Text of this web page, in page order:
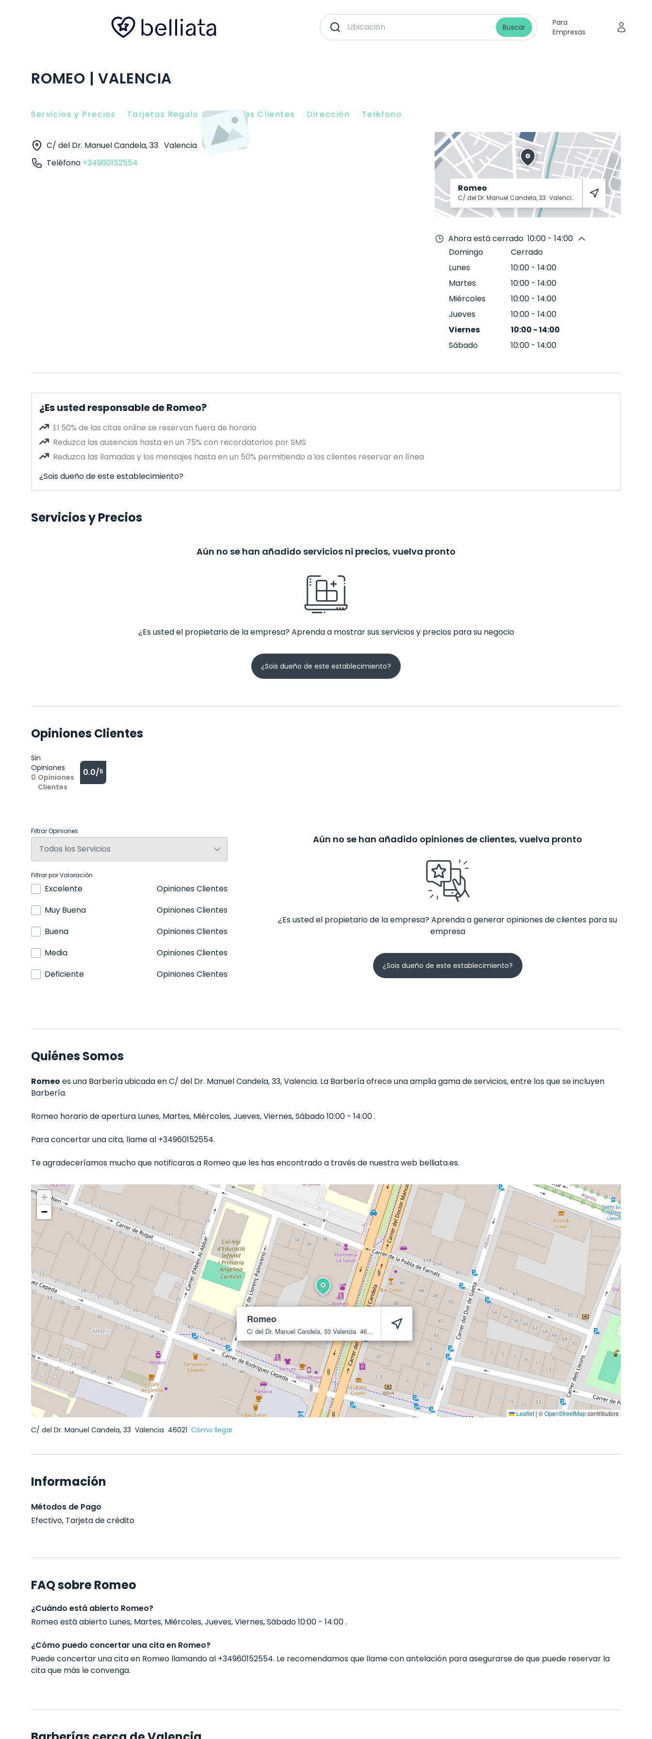
Buscar
Para
Empresas
ROMEO | VALENCIA
Servicios y Precios Tarjetas Regalo Opiniones Clientes Dirección Teléfono
C/ del Dr. Manuel Candela, 33 Valencia 46021
Teléfono +34960152554
Romeo
C/ del Dr. Manuel Candela, 33 Valencia 46021
Ahora está cerrado 10:00 - 14:00
Domingo
Cerrado
Lunes
10:00 - 14:00
Martes
10:00 - 14:00
Miércoles
10:00 - 14:00
Jueves
10:00 - 14:00
Viernes
10:00 -14:00
Sábado
10:00 - 14:00
¿Es usted responsable de Romeo?
El 50% de las citas online se reservan fuera de horario
Reduzca las ausencias hasta en un 75% con recordatorios por SMS
Reduzca las llamadas y los mensajes hasta en un 50% permitiendo a los clientes reservar en línea
¿Sois dueño de este establecimiento?
Servicios y Precios
Aún no se han añadido servicios ni precios, vuelva pronto
¿Es usted el propietario de la empresa? Aprenda a mostrar sus servicios y precios para su negocio
¿Sois dueño de este establecimiento?
Opiniones Clientes
Sin
Opiniones
0 Opiniones
Clientes
0.0/5
Filtrar Opiniones
Filtrar por Valoración
Excelente
Opiniones Clientes
Muy Buena
Opiniones Clientes
Buena
Opiniones Clientes
Media
Opiniones Clientes
Deficiente
Opiniones Clientes
Aún no se han añadido opiniones de clientes, vuelva pronto
¿Es usted el propietario de la empresa? Aprenda a generar opiniones de clientes para su
empresa
¿Sois dueño de este establecimiento?
Quiénes Somos
Romeo es una Barbería ubicada en C/ del Dr. Manuel Candela, 33, Valencia. La Barbería ofrece una amplia gama de servicios, entre los que se incluyen
Barbería.
Romeo horario de apertura Lunes, Martes, Miércoles, Jueves, Viernes, Sábado 10:00 - 14:00 .
Para concertar una cita, llame al +34960152554.
Te agradeceríamos mucho que notificaras a Romeo que les has encontrado a través de nuestra web belliata.es.
Romeo
C/ del Dr. Manuel Candela, 33 Valencia 46021
+
−
Leaflet | ©OpenStreetMapcontributors
C/ del Dr. Manuel Candela, 33 Valencia 46021 Cómo llegar
Información
Métodos de Pago
Efectivo, Tarjeta de crédito
FAQ sobre Romeo
¿Cuándo está abierto Romeo?
Romeo está abierto Lunes, Martes, Miércoles, Jueves, Viernes, Sábado 10:00 - 14:00 .
¿Cómo puedo concertar una cita en Romeo?
Puede concertar una cita en Romeo llamando al +34960152554. Le recomendamos que llame con antelación para asegurarse de que puede reservar la
cita que más le convenga.